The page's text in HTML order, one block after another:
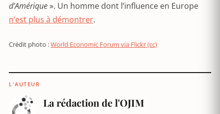
d’Amérique». Un homme dont l’influence en Europe
n’est plus à démontrer.
Crédit photo :World Economic Forum via Flickr (cc)
L'AUTEUR
La rédaction de l'OJIM